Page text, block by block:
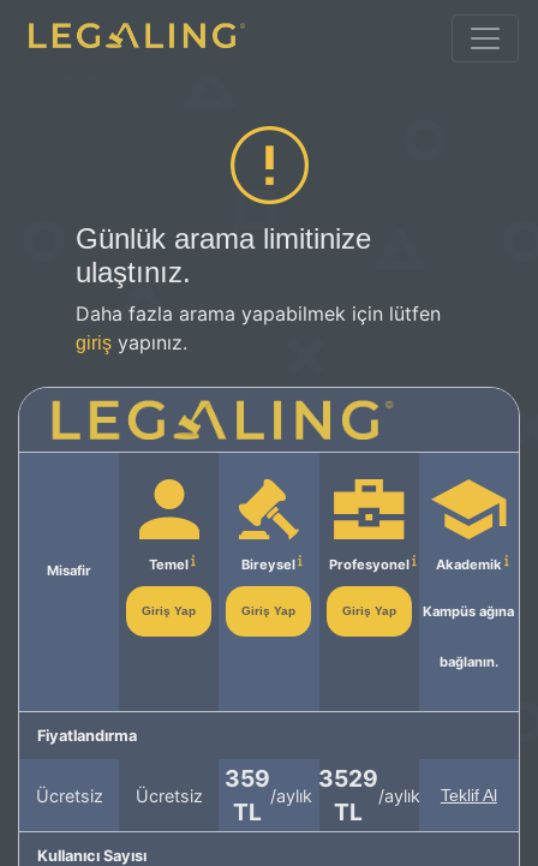
Günlük arama limitinize
ulaştınız.
Daha fazla arama yapabilmek için lütfen
giriş yapınız.
Misafir Temel
Giriş Yap
Bireysel
Giriş Yap
Profesyonel
Giriş Yap
Akademik
Kampüs ağına
bağlanın.
Fiyatlandırma
Ücretsiz Ücretsiz
359
TL
/aylık
3529
TL
/aylık Teklif Al
Kullanıcı Sayısı